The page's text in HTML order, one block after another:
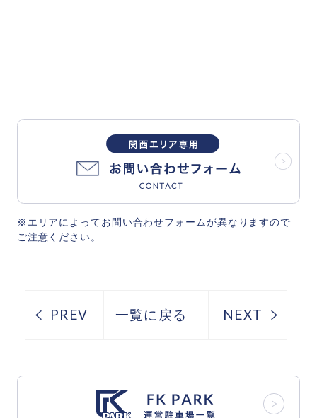
※エリアによってお問い合わせフォームが異なりますので
ご注意ください。
PREV 一覧に戻る NEXT